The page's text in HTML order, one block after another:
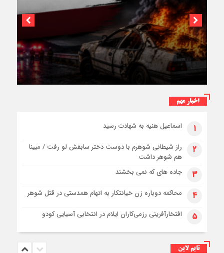
۳فوتی در واژگونی و آتش‌سوزی پژو ۴۰۵ در
کمربندی شرقی ایلام
اخبار مهم
۱ اسماعیل هنیه به شهادت رسید
۲
راز شیطانی شوهرم با دوست دختر سابقش لو رفت / مبینا
هم شوهر داشت
۳ جاده های که نمی بخشند
۴ محاکمه دوباره زن خیانتکار به اتهام همدستی در قتل شوهر
۵ افتخارآفرینی رزمی‌کاران ایلام در انتخابی آسیایی کودو
تایم لاین